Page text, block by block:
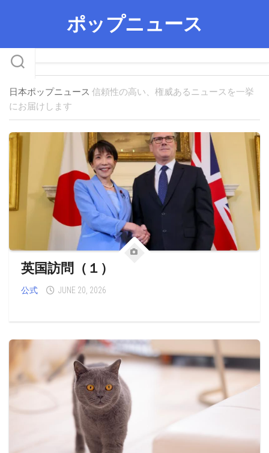
ポップニュース
日本ポップニュース 信頼性の高い、権威あるニュースを一挙
にお届けします
英国訪問（１）
公式 JUNE 20, 2026